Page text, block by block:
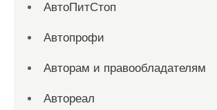
АвтоПитСтоп
Автопрофи
Авторам и правообладателям
Автореал